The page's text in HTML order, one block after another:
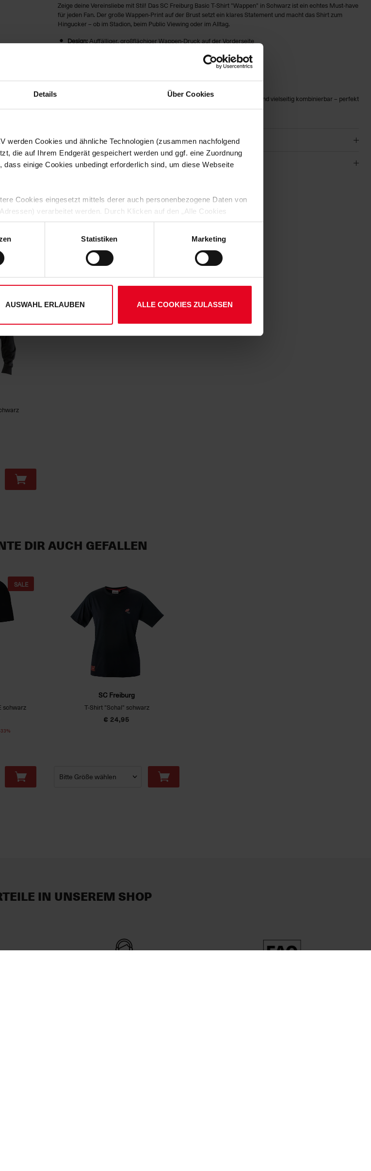
Details Über Cookies
werden Cookies und ähnliche Technologien (zusammen nachfolgend
die auf Ihrem Endgerät gespeichert werden und ggf. eine Zuordnung
einige Cookies unbedingt erforderlich sind, um diese Webseite
Cookies eingesetzt mittels derer auch personenbezogene Daten von
verarbeitet werden. Durch Klicken auf den „Alle Cookies
aufgeführten Cookies und der entsprechenden Verarbeitung Ihrer
Zwecke gem. § 25 Abs. 1 TDDDG, Art. 6 Abs. 1 lit. a DSGVO
nur unbedingt erforderliche Cookies eingesetzt. Ihre etwaig erteilten
Statistiken Marketing
AUSWAHL ERLAUBEN ALLE COOKIES ZULASSEN
Zeige deine Vereinsliebe mit Stil! Das SC Freiburg Basic T-Shirt "Wappen" in Schwarz ist ein echtes Must-have
für jeden Fan. Der große Wappen-Print auf der Brust setzt ein klares Statement und macht das Shirt zum
Hingucker – ob im Stadion, beim Public Viewing oder im Alltag.
Design:Auffälliger, großflächiger Wappen-Druck auf der Vorderseite
Dieses Shirt vereint Komfort, Qualität und Fanstolz. Nachhaltig produziert und vielseitig kombinierbar – perfekt
für jeden Anlass, bei dem dein Herz für den Sportclub schlägt.
HERSTELLERANGABEN
KUNDENBEWERTUNGEN (6)
Logistiknummer: EM001797-001
DAZU
DIR AUCH GEFALLEN
schwarz
SALE
SC Freiburg
T-Shirt "Schal" schwarz
€ 24,95
IN UNSEREM SHOP